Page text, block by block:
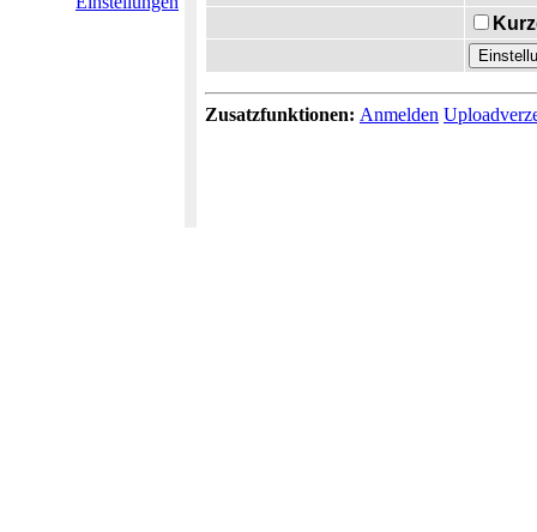
Zusatzfunktionen: Anmelden